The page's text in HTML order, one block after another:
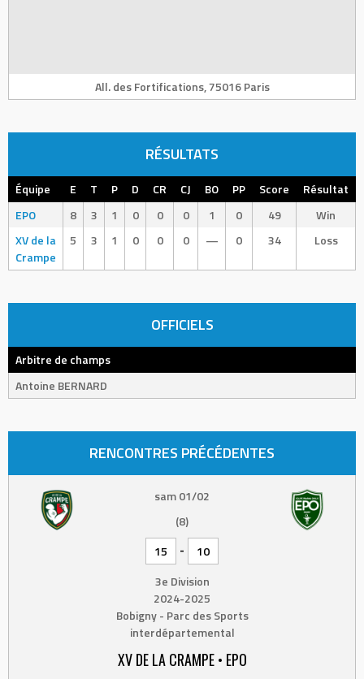
All. des Fortifications, 75016 Paris
RÉSULTATS
Équipe E T P D CR CJ BO PP Score
Résultat
EPO
8 3 1 0 0 0 1 0 49
Win
XV de la
Crampe
5 3 1 0 0 0 — 0 34 Loss
OFFICIELS
Arbitre de champs
Antoine BERNARD
RENCONTRES PRÉCÉDENTES
sam 01/02
(8)
15
-
10
3e Division
2024-2025
Bobigny - Parc des Sports
interdépartemental
XV DE LA CRAMPE • EPO